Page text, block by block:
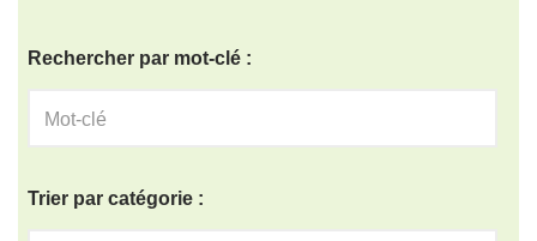
Rechercher par mot-clé :
Trier par catégorie :